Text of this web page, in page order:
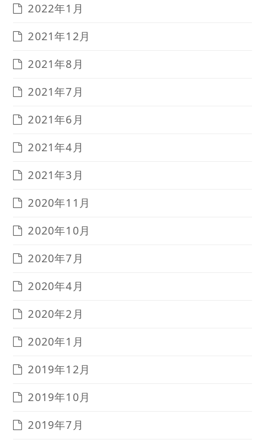
2022年1月
2021年12月
2021年8月
2021年7月
2021年6月
2021年4月
2021年3月
2020年11月
2020年10月
2020年7月
2020年4月
2020年2月
2020年1月
2019年12月
2019年10月
2019年7月